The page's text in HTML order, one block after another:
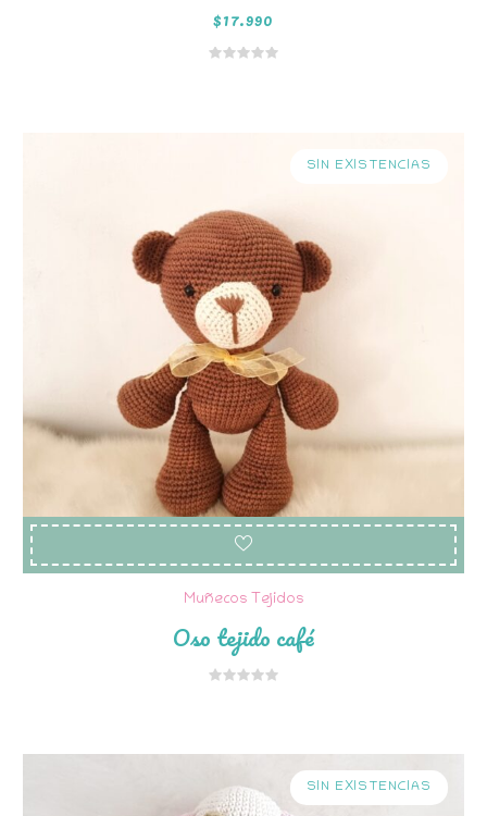
$17.990
SIN EXISTENCIAS
Muñecos Tejidos
Oso tejido café
SIN EXISTENCIAS